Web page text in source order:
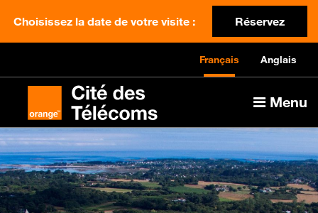
Choisissez la date de votre visite : Réservez
Français Anglais
Menu